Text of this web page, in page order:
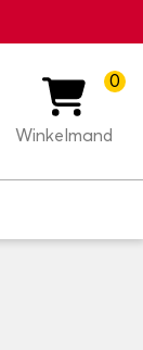
0
Winkelmand